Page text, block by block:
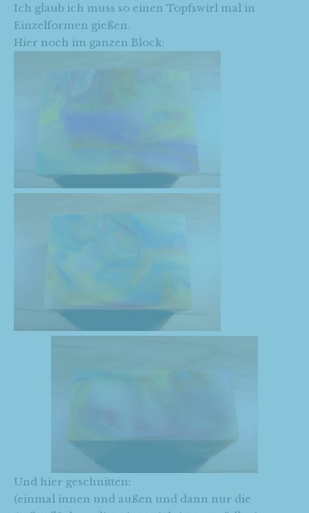
Ich glaub ich muss so einen Topfswirl mal in
Einzelformen gießen.
Hier noch im ganzen Block:
Und hier geschnitten:
(einmal innen und außen und dann nur die